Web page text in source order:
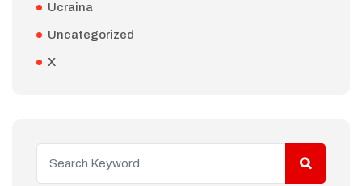
Ucraina
Uncategorized
X